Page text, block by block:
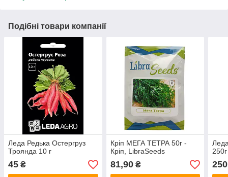
Подібні товари компанії
Леда Редька Остергруз
Троянда 10 г
45 ₴
Кріп МЕГА ТЕТРА 50г -
Кріп, LibraSeeds
81,90₴
250г